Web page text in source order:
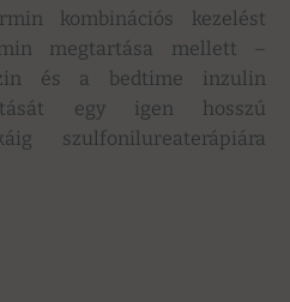
kombinációs kezelést
megtartása mellett –
és a bedtime inzulin
egy igen hosszú
szulfonilureaterápiára